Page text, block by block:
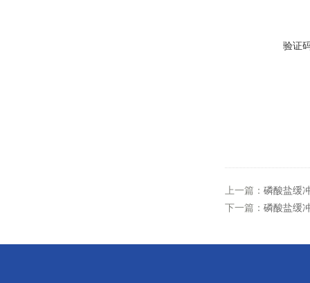
验证
上一篇： 磷酸盐缓
下一篇： 磷酸盐缓